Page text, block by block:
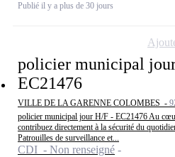
Publié il y a plus de 30 jours
policier municipal
EC21476
VILLE DE LA GARENNE COLOMBES -
policier municipal jour H/F - EC21476 Au
contribuez directement à la sécurité du
Patrouilles de surveillance et...
CDI - Non renseigné